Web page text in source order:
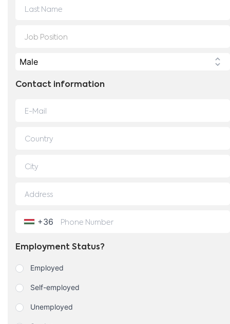
Contact information
+36
Employment Status?
Employed
Self-employed
Unemployed